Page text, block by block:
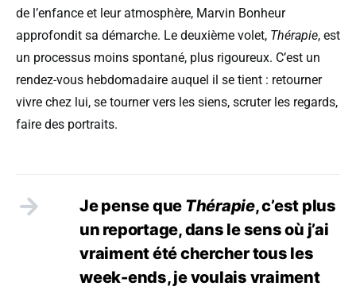
de l’enfance et leur atmosphère, Marvin Bonheur
approfondit sa démarche. Le deuxième volet, Thérapie, est
un processus moins spontané, plus rigoureux. C’est un
rendez-vous hebdomadaire auquel il se tient : retourner
vivre chez lui, se tourner vers les siens, scruter les regards,
faire des portraits.
Je pense que Thérapie, c’est plus
un reportage, dans le sens où j’ai
vraiment été chercher tous les
week-ends, je voulais vraiment